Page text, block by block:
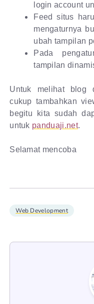
login account
Feed situs
mengaturnya
ubah tampilan
Pada
tampilan
Untuk melihat blog
cukup tambahkan
begitu kita sudah
untuk panduaji.net.
Selamat mencoba
Web Development